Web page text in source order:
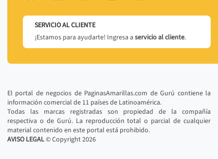
SERVICIO AL CLIENTE
¡Estamos para ayudarte! Ingresa a servicio al cliente.
El portal de negocios de PaginasAmarillas.com de Gurú contiene la
información comercial de 11 países de Latinoamérica.
Todas las marcas registradas son propiedad de la compañía
respectiva o de Gurú. La reproducción total o parcial de cualquier
material contenido en este portal está prohibido.
AVISO LEGAL© Copyright2026